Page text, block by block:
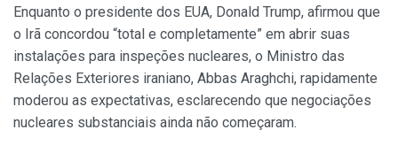
Enquanto o presidente dos EUA, Donald Trump, afirmou que
o Irã concordou “total e completamente” em abrir suas
instalações para inspeções nucleares, o Ministro das
Relações Exteriores iraniano, Abbas Araghchi, rapidamente
moderou as expectativas, esclarecendo que negociações
nucleares substanciais ainda não começaram.